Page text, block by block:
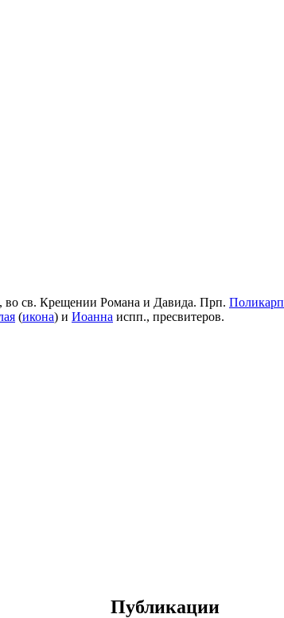
во св. Крещении Романа и Давида. Прп.
(икона) и Иоанна испп., пресвитеров.
Публикации